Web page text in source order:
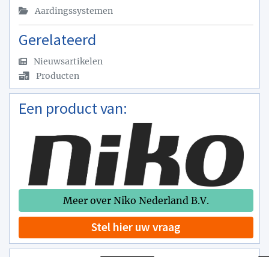
Aardingssystemen
Gerelateerd
Nieuwsartikelen
Producten
Een product van:
Meer over Niko Nederland B.V.
Stel hier uw vraag